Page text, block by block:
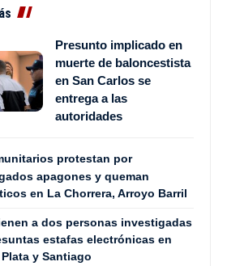
Presunto implicado en
muerte de baloncestista
en San Carlos se
entrega a las
autoridades
protestan por
apagones y queman
en La Chorrera, Arroyo Barril
a dos personas investigadas
estafas electrónicas en
y Santiago